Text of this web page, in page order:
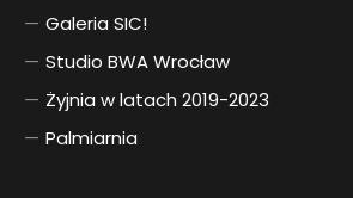
Galeria SIC!
Studio BWA Wrocław
Żyjnia w latach 2019-2023
Palmiarnia